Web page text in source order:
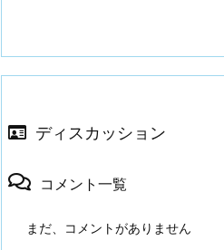
ディスカッション
コメント一覧
まだ、コメントがありません